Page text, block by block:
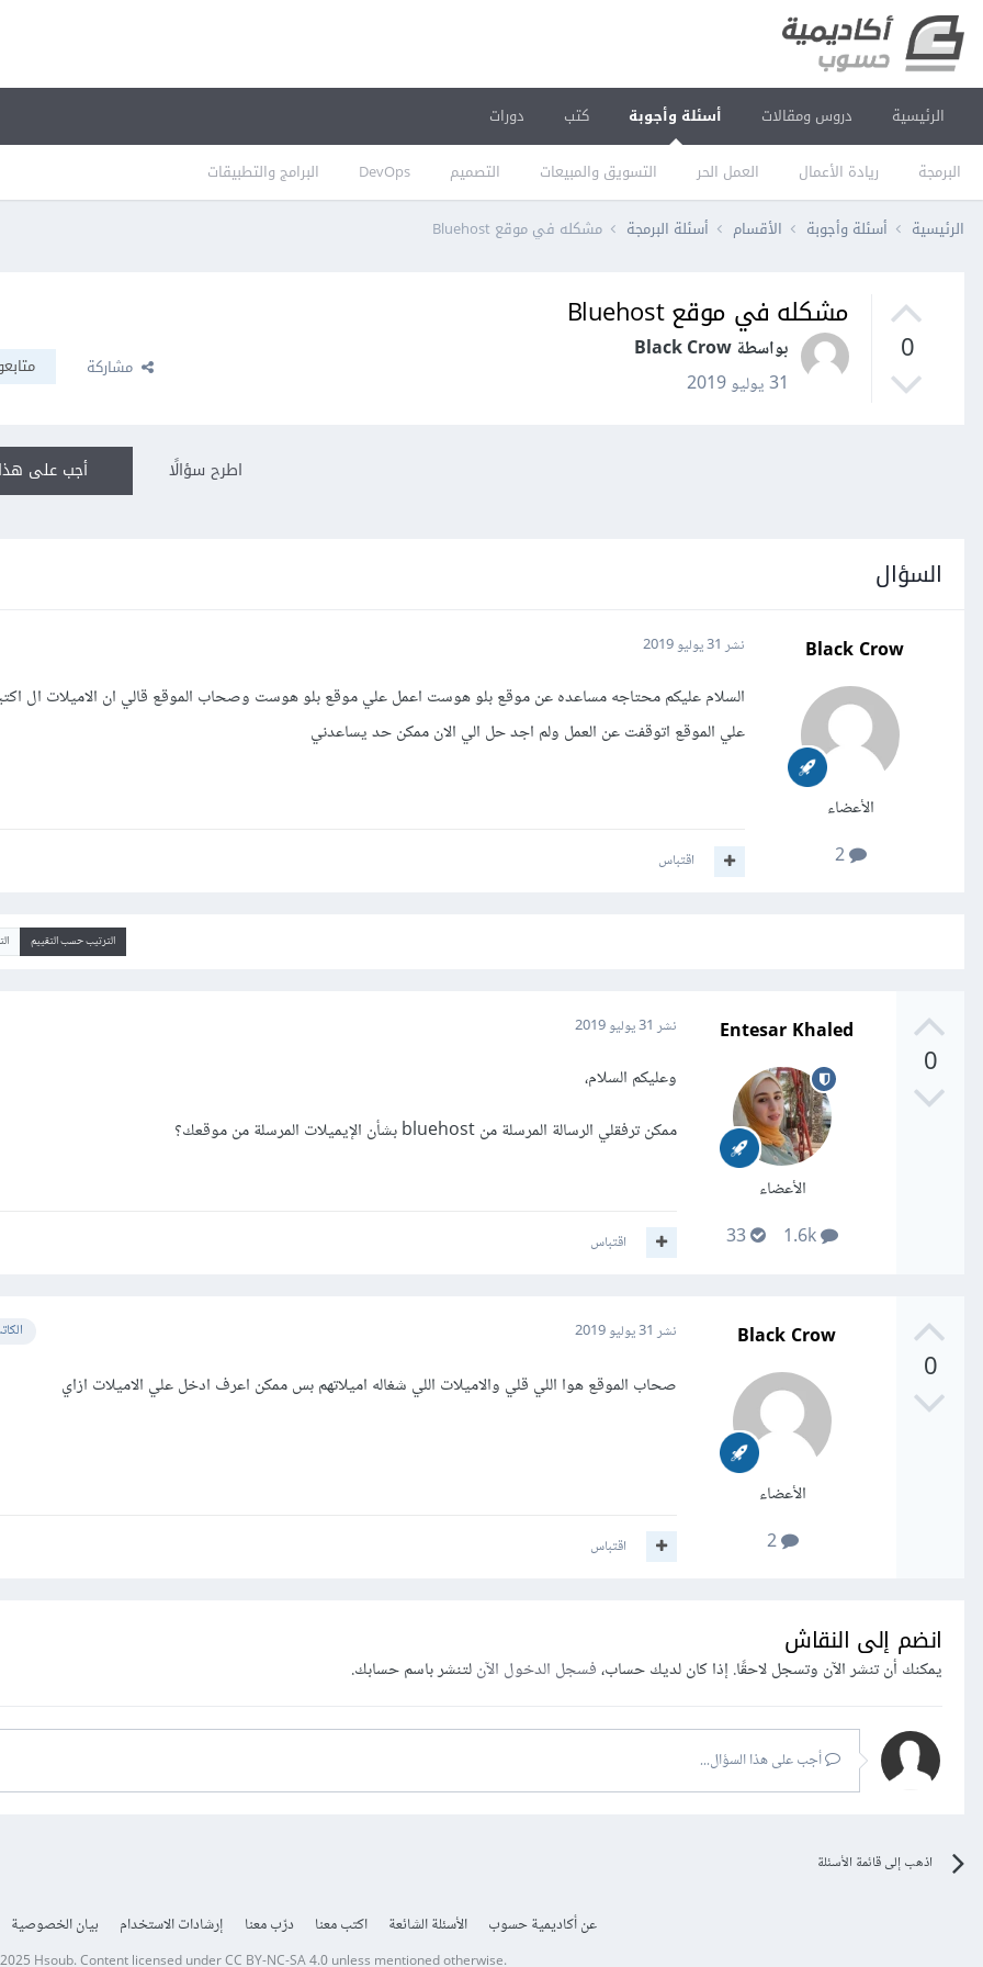
الرئيسية دروس ومقالات أسئلة وأجوبة
البرمجة ريادة الأعمال العمل الحر التسويق والمبيعات التصميم DevOps البرامج والتطبيقات
كتب دورات
الرئيسية أسئلة وأجوبة الأقسام أسئلة البرمجة مشكله في موقع Bluehost
0
مشكله في موقع Bluehost
بواسطة Black Crow
31 يوليو 2019
مشاركة
أجب على اطرح سؤالًا
السؤال
Black Crow
الأعضاء
2
نشر 31 يوليو 2019
السلام عليكم محتاجه مساعده عن موقع بلو هوست اعمل علي موقع بلو هوست وصحاب الموقع قالي ان الاميلات ال
علي الموقع اتوقفت عن العمل ولم اجد حل الي الان ممكن حد يساعدني
اقتباس
الترتيب حسب التقييم
0
Entesar Khaled
الأعضاء
نشر 31 يوليو 2019
وعليكم السلام،
ممكن ترفقلي الرسالة المرسلة من bluehost بشأن الإيميلات المرسلة من موقعك؟
اقتباس
0
Black Crow
الأعضاء
2
نشر 31 يوليو 2019
صحاب الموقع هوا اللي قلي والاميلات اللي شغاله اميلاتهم بس ممكن اعرف ادخل علي الاميلات ازاي
اقتباس
انضم إلى النقاش
يمكنك أن تنشر الآن وتسجل لاحقًا. إذا كان لديك حساب،فسجل الدخول الآنلتنشر باسم حسابك.
أجب على هذا السؤال...
اذهب إلى قائمة الأسئلة
عن أكاديمية حسوب الأسئلة الشائعة اكتب معنا درّب معنا إرشادات الاستخدام بيان الخصوصية